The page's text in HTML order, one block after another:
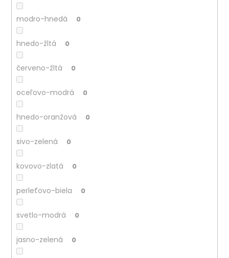
modro-hnedá 0
hnedo-žltá 0
červeno-žltá 0
oceľovo-modrá 0
hnedo-oranžová 0
sivo-zelená 0
kovovo-zlatá 0
perleťovo-biela 0
svetlo-modrá 0
jasno-zelená 0